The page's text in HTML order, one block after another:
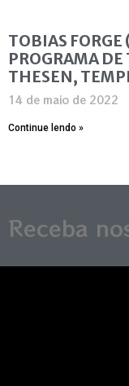
TOBIAS
PROGRAMA
THESEN,
14 de maio de 2022
Continue lendo »
Receba